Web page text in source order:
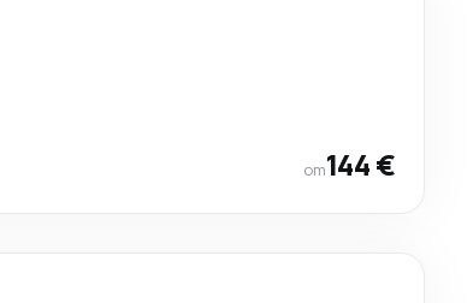
от144 €